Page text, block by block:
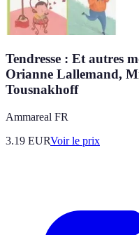
Tendresse : Et autres
Orianne Lallemand,
Tousnakhoff
Ammareal FR
3.19 EURVoir le prix